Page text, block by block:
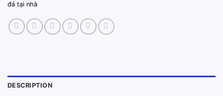
đá tại nhà
DESCRIPTION